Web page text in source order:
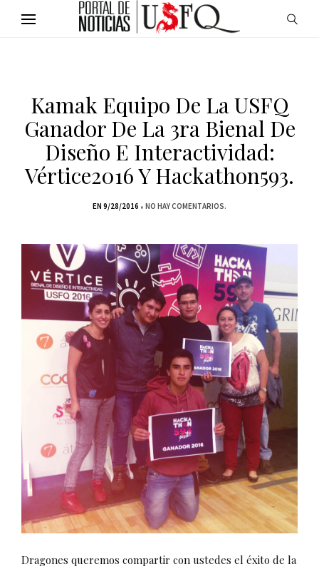
Kamak Equipo De La USFQ
Ganador De La 3ra Bienal De
Diseño E Interactividad:
Vértice2016 Y Hackathon593.
EN 9/28/2016 NO HAY COMENTARIOS.
Dragones queremos compartir con ustedes el éxito de la